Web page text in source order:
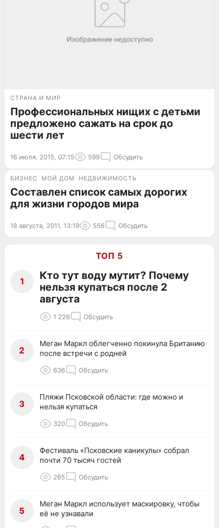
СТРАНА И МИР
Профессиональных нищих с детьми
предложено сажать на срок до
шести лет
16 июля, 2015, 07:15 599 Обсудить
БИЗНЕС МОЙ ДОМ НЕДВИЖИМОСТЬ
Составлен список самых дорогих
для жизни городов мира
18 августа, 2011, 13:19 556 Обсудить
ТОП 5
1
Кто тут воду мутит? Почему
нельзя купаться после 2
августа
1 226 Обсудить
2
Меган Маркл облегченно покинула Британию
после встречи с родней
636 Обсудить
3
Пляжи Псковской области: где можно и
нельзя купаться
320 Обсудить
4
Фестиваль «Псковские каникулы» собрал
почти 70 тысяч гостей
265 Обсудить
5
Меган Маркл использует маскировку, чтобы
её не узнавали